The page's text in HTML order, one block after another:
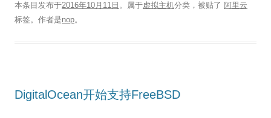
本条目发布于2016年10月11日 。属于虚拟主机分类，被贴了 阿里云
标签。 作者是nop。
DigitalOcean开始支持FreeBSD